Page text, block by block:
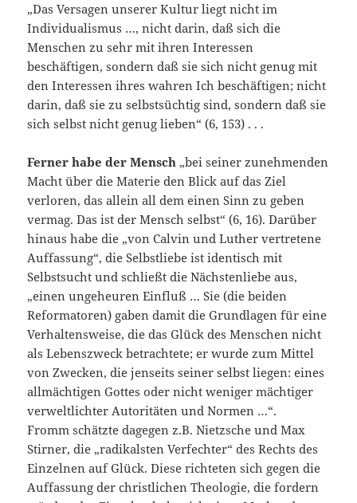
„Das Versagen unserer Kultur liegt nicht im
Individualismus …, nicht darin, daß sich die
Menschen zu sehr mit ihren Interessen
beschäftigen, sondern daß sie sich nicht genug mit
den Interessen ihres wahren Ich beschäftigen; nicht
darin, daß sie zu selbstsüchtig sind, sondern daß sie
sich selbst nicht genug lieben“ (6, 153) . . .
Ferner habe der Mensch „bei seiner zunehmenden
Macht über die Materie den Blick auf das Ziel
verloren, das allein all dem einen Sinn zu geben
vermag. Das ist der Mensch selbst“ (6, 16). Darüber
hinaus habe die „von Calvin und Luther vertretene
Auffassung“, die Selbstliebe ist identisch mit
Selbstsucht und schließt die Nächstenliebe aus,
„einen ungeheuren Einfluß … Sie (die beiden
Reformatoren) gaben damit die Grundlagen für eine
Verhaltensweise, die das Glück des Menschen nicht
als Lebenszweck betrachtete; er wurde zum Mittel
von Zwecken, die jenseits seiner selbst liegen: eines
allmächtigen Gottes oder nicht weniger mächtiger
verweltlichter Autoritäten und Normen …“.
Fromm schätzte dagegen z.B. Nietzsche und Max
Stirner, die „radikalsten Verfechter“ des Rechts des
Einzelnen auf Glück. Diese richteten sich gegen die
Auffassung der christlichen Theologie, die fordern